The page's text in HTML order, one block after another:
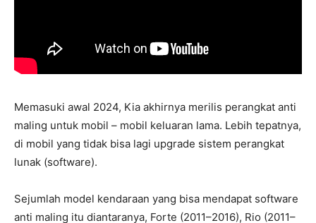
Memasuki awal 2024, Kia akhirnya merilis perangkat anti
maling untuk mobil – mobil keluaran lama. Lebih tepatnya,
di mobil yang tidak bisa lagi upgrade sistem perangkat
lunak (software).
Sejumlah model kendaraan yang bisa mendapat software
anti maling itu diantaranya, Forte (2011–2016), Rio (2011–